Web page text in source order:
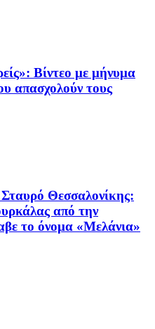
Βίντεο με μήνυμα
απασχολούν τους
Σταυρό Θεσσαλονίκης:
από την
το όνομα «Μελάνια»